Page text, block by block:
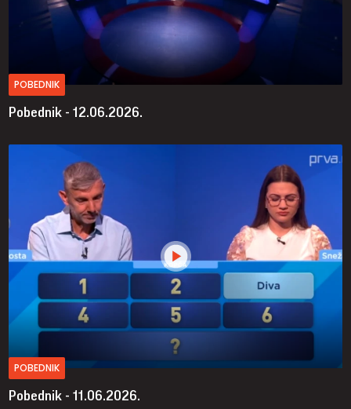
POBEDNIK
Pobednik - 12.06.2026.
POBEDNIK
Pobednik - 11.06.2026.